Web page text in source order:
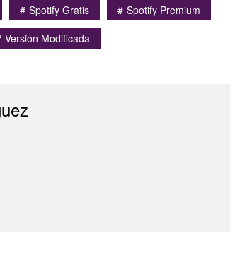
Spotify Gratis
Spotify Premium
Versión Modificada